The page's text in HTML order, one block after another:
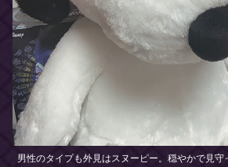
男性のタイプも外見はスヌーピー。穏やかで見